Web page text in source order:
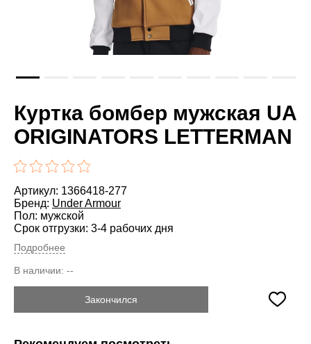
Куртка бомбер мужская UA
ORIGINATORS LETTERMAN
Артикул: 1366418-277
Бренд: Under Armour
Пол: мужской
Срок отгрузки: 3-4 рабочих дня
Подробнее
В наличии: --
Закончился